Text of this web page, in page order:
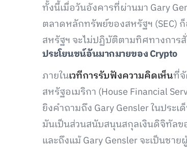
ทั้งนี้เมื่อวันอังคารที่ผ่านมา Gary
ตลาดหลักทรัพย์ของสหรัฐฯ (SEC)
สหรัฐฯ จะไม่ปฏิบัติตามทิศทางการ
ประโยนชน์อันมากมายของCrypto
ภายในเวทีการรับฟังความคิดเห็นที่
สหรัฐอเมริกา (House Financial
ยิงคำถามถึง Gary Gensler ในปร
มันเป็นส่วนสนับสนุนสกุลเงินดิจิทัลข
และถึงแม้ Gary Gensler จะเป็นช